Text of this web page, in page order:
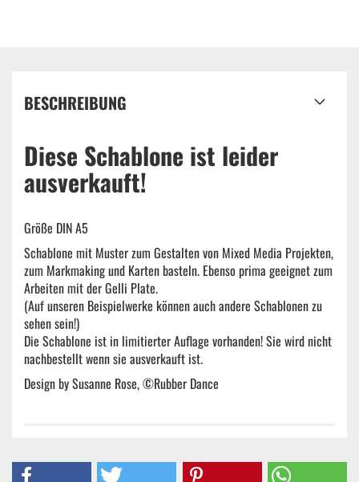
BESCHREIBUNG
Diese Schablone ist leider
ausverkauft!
Größe DIN A5
Schablone mit Muster zum Gestalten von Mixed Media Projekten,
zum Markmaking und Karten basteln. Ebenso prima geeignet zum
Arbeiten mit der Gelli Plate.
(Auf unseren Beispielwerke können auch andere Schablonen zu
sehen sein!)
Die Schablone ist in limitierter Auflage vorhanden! Sie wird nicht
nachbestellt wenn sie ausverkauft ist.
Design by Susanne Rose, ©Rubber Dance